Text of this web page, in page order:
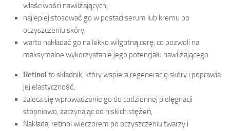
właściwości nawilżających,
najlepiej stosować go w postaci serum lub kremu po
oczyszczeniu skóry,
warto nakładać go na lekko wilgotną cerę, co pozwoli na
maksymalne wykorzystanie jego potencjału nawilżającego.
Retinol to składnik, który wspiera regenerację skóry i poprawia
jej elastyczność,
zaleca się wprowadzenie go do codziennej pielęgnacji
stopniowo, zaczynając od niskich stężeń,
Nakładaj retinol wieczorem po oczyszczeniu twarzy i